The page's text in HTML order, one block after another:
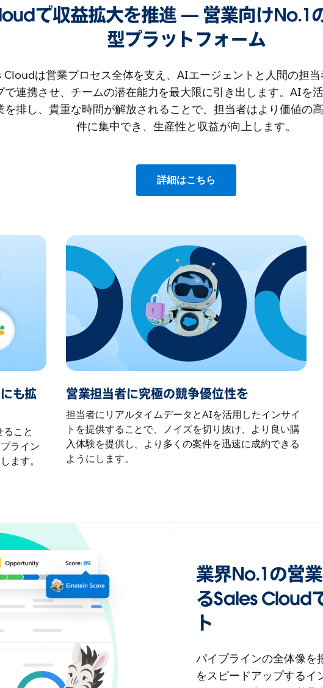
で収益拡大を推進 — 営業向けNo.1
型プラットフォーム
Cloudは営業プロセス全体を支え、AIエージェントと人間の担
で連携させ、チームの潜在能力を最大限に引き出します。AIを
を排し、貴重な時間が解放されることで、担当者はより価値の
件に集中でき、生産性と収益が向上します。
詳細はこちら
も拡
こと
ライン
ます。
営業担当者に究極の競争優位性を
担当者にリアルタイムデータとAIを活用したインサイ
トを提供することで、ノイズを切り抜け、より良い購
入体験を提供し、より多くの案件を迅速に成約できる
ようにします。
業界No.1の営
るSales Cloud
ト
パイプラインの全体像を
をスピードアップするイ